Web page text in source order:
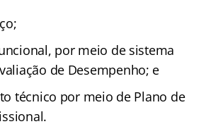
por meio de sistema
de Desempenho; e
técnico por meio de Plano de